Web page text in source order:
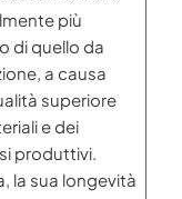
più
di quello da
a causa
superiore
e dei
produttivi.
la sua longevità